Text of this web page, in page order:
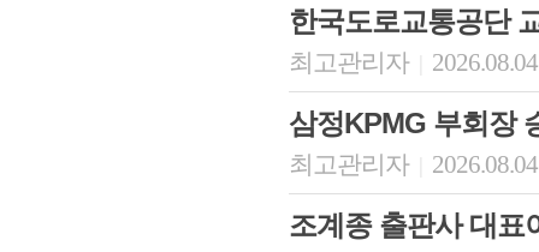
한국도로교통공단
최고관리자
삼정KPMG 부회장
최고관리자
조계종 출판사 대표